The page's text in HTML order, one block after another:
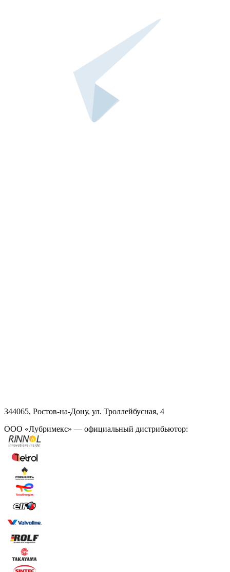
344065, Ростов-на-Дону, ул. Троллейбусная, 4
ООО «Лубримекс» — официальный дистрибьютор: